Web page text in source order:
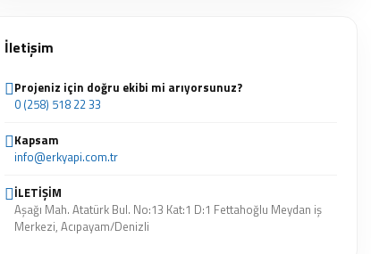
İletişim
Projeniz için doğru ekibi mi arıyorsunuz?
0 (258) 518 22 33
Kapsam
info@erkyapi.com.tr
İLETİŞİM
Aşağı Mah. Atatürk Bul. No:13 Kat:1 D:1 Fettahoğlu Meydan iş
Merkezi, Acıpayam/Denizli